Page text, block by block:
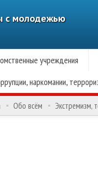
с молодежью
учреждения
наркомании,
Обо всём Экстремизм,